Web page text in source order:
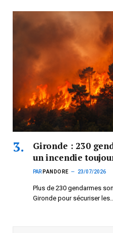
Gironde : 230
un incendie
PAR PANDORE 23/07/2026
Plus de 230 gendarmes
Gironde pour sécuriser